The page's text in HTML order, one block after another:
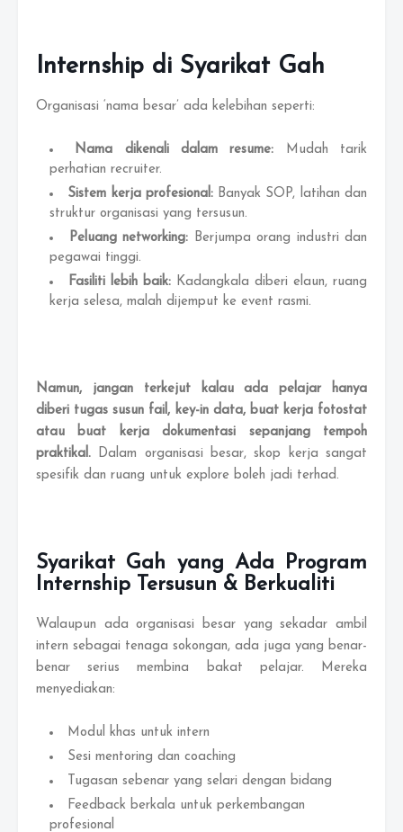
Internship di Syarikat Gah
Organisasi ‘nama besar’ ada kelebihan seperti:
Nama dikenali dalam resume: Mudah tarik
perhatian recruiter.
Sistem kerja profesional: Banyak SOP, latihan dan
struktur organisasi yang tersusun.
Peluang networking: Berjumpa orang industri dan
pegawai tinggi.
Fasiliti lebih baik: Kadangkala diberi elaun, ruang
kerja selesa, malah dijemput ke event rasmi.
Namun, jangan terkejut kalau ada pelajar hanya
diberi tugas susun fail, key-in data, buat kerja fotostat
atau buat kerja dokumentasi sepanjang tempoh
praktikal. Dalam organisasi besar, skop kerja sangat
spesifik dan ruang untuk explore boleh jadi terhad.
Syarikat Gah yang Ada Program
Internship Tersusun & Berkualiti
Walaupun ada organisasi besar yang sekadar ambil
intern sebagai tenaga sokongan, ada juga yang benar-
benar serius membina bakat pelajar. Mereka
menyediakan:
Modul khas untuk intern
Sesi mentoring dan coaching
Tugasan sebenar yang selari dengan bidang
Feedback berkala untuk perkembangan
profesional